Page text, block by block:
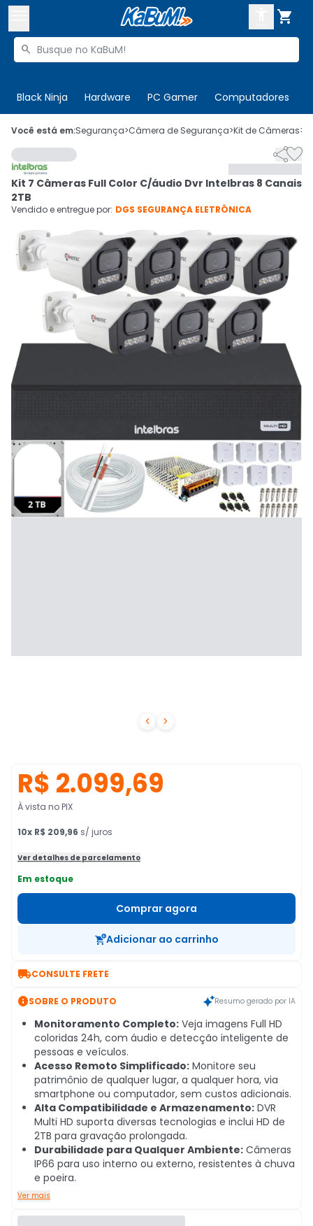

Buscar produtos

Black Ninja Hardware PC Gamer Computadores
 Olá. Acesse sua conta
 Departamentos
Cupons
Ativar tradutor em libras
CADASTRE-SE
Você está em:Segurança>Câmera de Segurança>Kit de Câmeras>
 

Kit 7 Câmeras Full Color C/áudio Dvr Intelbras 8 Canais
2TB
Vendido e entregue por: DGS SEGURANÇA ELETRÔNICA
R$ 2.099,69
À vista no PIX
10x R$ 209,96 s/ juros
Ver detalhes de parcelamento
Em estoque
Comprar agora
Adicionar ao carrinho
CONSULTE FRETE
SOBRE O PRODUTO Resumo gerado por IA
Monitoramento Completo: Veja imagens Full HD
coloridas 24h, com áudio e detecção inteligente de
pessoas e veículos.
Acesso Remoto Simplificado: Monitore seu
patrimônio de qualquer lugar, a qualquer hora, via
smartphone ou computador, sem custos adicionais.
Alta Compatibilidade e Armazenamento: DVR
Multi HD suporta diversas tecnologias e inclui HD de
2TB para gravação prolongada.
Durabilidade para Qualquer Ambiente: Câmeras
IP66 para uso interno ou externo, resistentes à chuva
e poeira.
Ver mais